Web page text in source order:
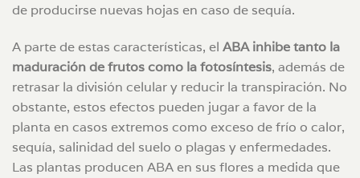
de producirse nuevas hojas en caso de sequía.
A parte de estas características, el ABA inhibe tanto la
maduración de frutos como la fotosíntesis, además de
retrasar la división celular y reducir la transpiración. No
obstante, estos efectos pueden jugar a favor de la
planta en casos extremos como exceso de frío o calor,
sequía, salinidad del suelo o plagas y enfermedades.
Las plantas producen ABA en sus flores a medida que